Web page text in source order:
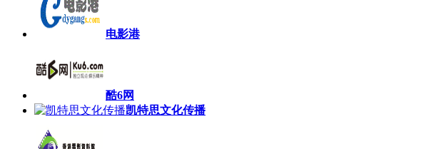
电影港
酷6网
凯特思文化传播